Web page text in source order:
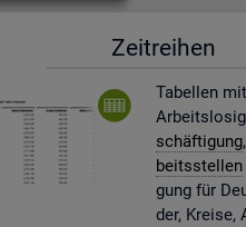
Zeit­rei­hen
Ta­bel­len
schäf­ti­gung
beits­stel­len
gung für
der, Krei­se,